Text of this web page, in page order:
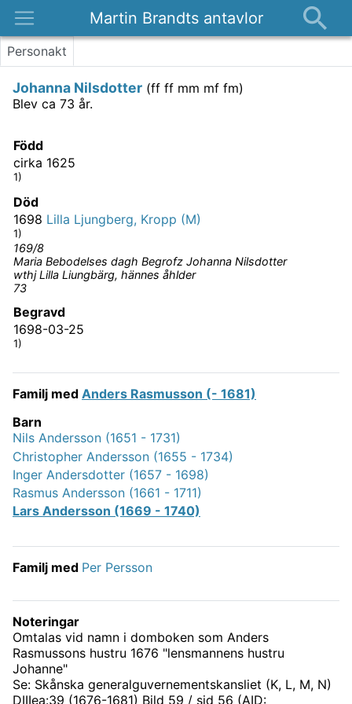
Martin Brandts antavlor
Platser
Om
Personakt
Johanna Nilsdotter (ff ff mm mf fm)
Blev ca 73 år.
Född
cirka 1625
1)
Död
1698 Lilla Ljungberg, Kropp (M)
1)
169/8
Maria Bebodelses dagh Begrofz Johanna Nilsdotter
wthj Lilla Liungbärg, hännes åhlder
73
Begravd
1698-03-25
1)
Familj med Anders Rasmusson (- 1681)
Barn
Nils Andersson (1651 - 1731)
Christopher Andersson (1655 - 1734)
Inger Andersdotter (1657 - 1698)
Rasmus Andersson (1661 - 1711)
Lars Andersson (1669 - 1740)
Familj med Per Persson
Noteringar
Omtalas vid namn i domboken som Anders
Rasmussons hustru 1676 "lensmannens hustru
Johanne"
Se: Skånska generalguvernementskansliet (K, L, M, N)
DIIIea:39 (1676-1681) Bild 59 / sid 56 (AID: